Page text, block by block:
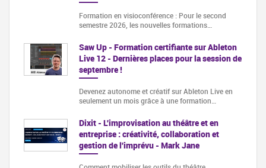
Formation en visioconférence : Pour le second
semestre 2026, les nouvelles formations…
Saw Up - Formation certifiante sur Ableton
Live 12 - Dernières places pour la session de
septembre !
Devenez autonome et créatif sur Ableton Live en
seulement un mois grâce à une formation…
Dixit - L'improvisation au théâtre et en
entreprise : créativité, collaboration et
gestion de l'imprévu - Mark Jane